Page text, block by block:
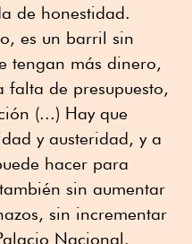
de honestidad.
es un barril sin
tengan más dinero,
de presupuesto,
(...) Hay que
y austeridad, y a
hacer para
sin aumentar
sin incrementar
Nacional.